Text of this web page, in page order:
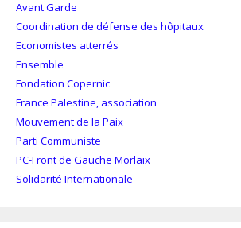
Avant Garde
Coordination de défense des hôpitaux
Economistes atterrés
Ensemble
Fondation Copernic
France Palestine, association
Mouvement de la Paix
Parti Communiste
PC-Front de Gauche Morlaix
Solidarité Internationale